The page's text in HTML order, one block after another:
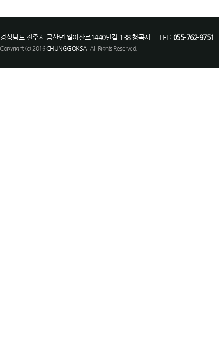
경상남도 진주시 금산면 월아산로1440번길 138 청곡사 TEL: 055-762-9751
Copyright (c) 2016CHUNGGOKSA . All Rights Reserved.